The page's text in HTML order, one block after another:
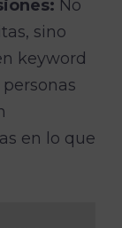
No
sino
keyword
en lo que